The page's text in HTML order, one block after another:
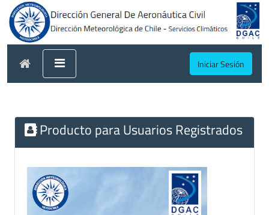
Iniciar Sesión
Producto para Usuarios Registrados